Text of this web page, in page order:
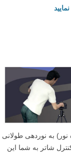
به نوردهی طولانی
شاتر به شما این